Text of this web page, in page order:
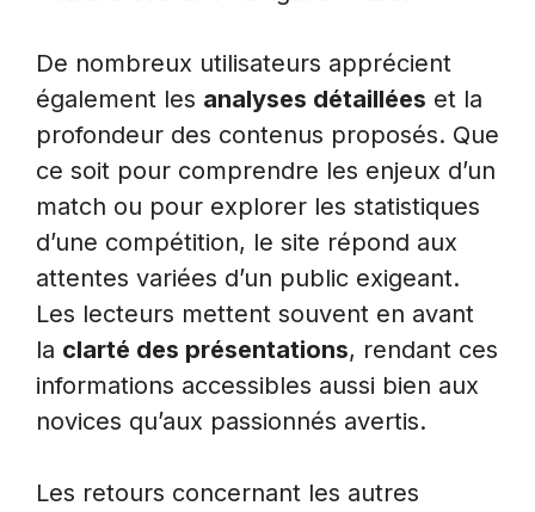
De nombreux utilisateurs apprécient
également les analyses détaillées et la
profondeur des contenus proposés. Que
ce soit pour comprendre les enjeux d’un
match ou pour explorer les statistiques
d’une compétition, le site répond aux
attentes variées d’un public exigeant.
Les lecteurs mettent souvent en avant
la clarté des présentations, rendant ces
informations accessibles aussi bien aux
novices qu’aux passionnés avertis.
Les retours concernant les autres